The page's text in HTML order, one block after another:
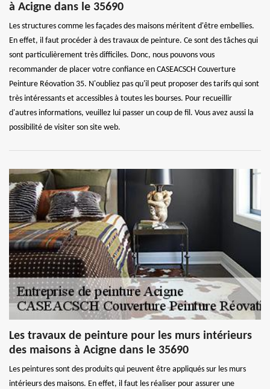
à Acigne dans le 35690
Les structures comme les façades des maisons méritent d'être embellies.
En effet, il faut procéder à des travaux de peinture. Ce sont des tâches qui
sont particulièrement très difficiles. Donc, nous pouvons vous
recommander de placer votre confiance en CASEACSCH Couverture
Peinture Réovation 35. N'oubliez pas qu'il peut proposer des tarifs qui sont
très intéressants et accessibles à toutes les bourses. Pour recueillir
d'autres informations, veuillez lui passer un coup de fil. Vous avez aussi la
possibilité de visiter son site web.
Les travaux de peinture pour les murs intérieurs
des maisons à Acigne dans le 35690
Les peintures sont des produits qui peuvent être appliqués sur les murs
intérieurs des maisons. En effet, il faut les réaliser pour assurer une